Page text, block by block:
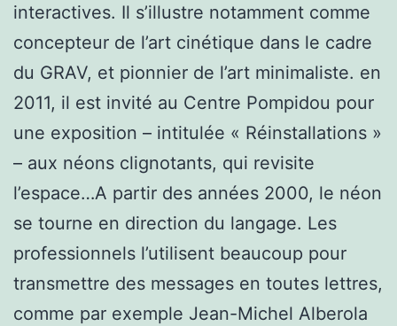
interactives. Il s’illustre notamment comme
concepteur de l’art cinétique dans le cadre
du GRAV, et pionnier de l’art minimaliste. en
2011, il est invité au Centre Pompidou pour
une exposition – intitulée « Réinstallations »
– aux néons clignotants, qui revisite
l’espace…A partir des années 2000, le néon
se tourne en direction du langage. Les
professionnels l’utilisent beaucoup pour
transmettre des messages en toutes lettres,
comme par exemple Jean-Michel Alberola